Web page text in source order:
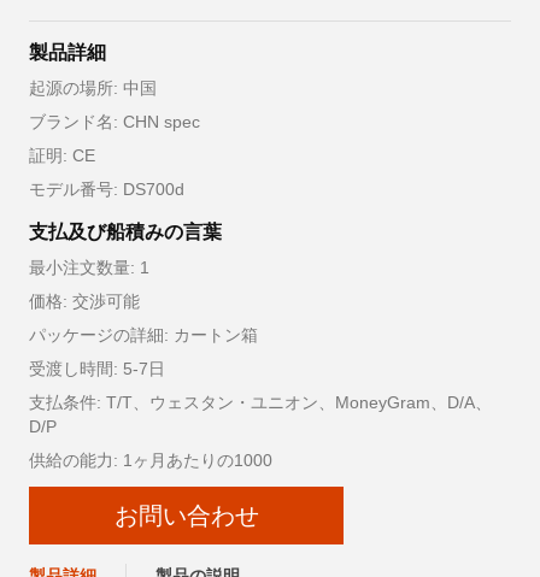
製品詳細
起源の場所: 中国
ブランド名: CHN spec
証明: CE
モデル番号: DS700d
支払及び船積みの言葉
最小注文数量: 1
価格: 交渉可能
パッケージの詳細: カートン箱
受渡し時間: 5-7日
支払条件: T/T、ウェスタン・ユニオン、MoneyGram、D/A、
D/P
供給の能力: 1ヶ月あたりの1000
お問い合わせ